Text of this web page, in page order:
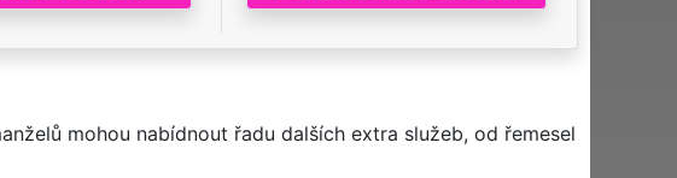
mohou nabídnout řadu dalších extra služeb, od řemesel